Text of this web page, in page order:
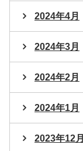
2024年4月
2024年3月
2024年2月
2024年1月
2023年12月